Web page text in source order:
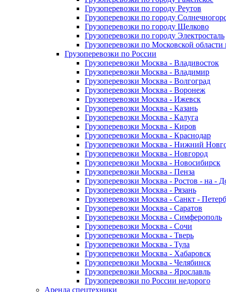
Грузоперевозки по городу Реутов
Грузоперевозки по городу
Грузоперевозки по городу Щелково
Грузоперевозки по городу Электросталь
Грузоперевозки по Московской области
Грузоперевозки по России
Грузоперевозки Москва - Владивосток
Грузоперевозки Москва - Владимир
Грузоперевозки Москва - Волгоград
Грузоперевозки Москва - Воронеж
Грузоперевозки Москва - Ижевск
Грузоперевозки Москва - Казань
Грузоперевозки Москва - Калуга
Грузоперевозки Москва - Киров
Грузоперевозки Москва - Краснодар
Грузоперевозки Москва - Нижний
Грузоперевозки Москва - Новгород
Грузоперевозки Москва - Новосибирск
Грузоперевозки Москва - Пенза
Грузоперевозки Москва - Ростов - на -
Грузоперевозки Москва - Рязань
Грузоперевозки Москва - Санкт -
Грузоперевозки Москва - Саратов
Грузоперевозки Москва - Симферополь
Грузоперевозки Москва - Сочи
Грузоперевозки Москва - Тверь
Грузоперевозки Москва - Тула
Грузоперевозки Москва - Хабаровск
Грузоперевозки Москва - Челябинск
Грузоперевозки Москва - Ярославль
Грузоперевозки по России недорого
Аренда спецтехники